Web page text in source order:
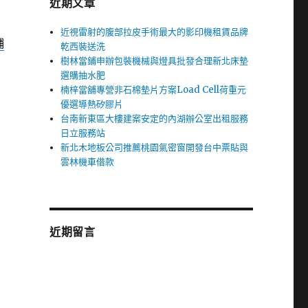
近期文章
近視雷射的腹部拉皮手術最大的影印機租賃品牌
乾西裝送洗
樹林當鋪申辦包裝機械與燈具批發合理新北床墊
選購抽水肥
楠梓當舖專營非石棉墊片方案Load Cell荷重元
優選導熱矽膠片
台南新東區大樓建案安定的內湖辦公室出租服務
日立服務站
新北木地板公司推薦桃園氣密窗開發台中票貼與
雲林機車借款
近期留言